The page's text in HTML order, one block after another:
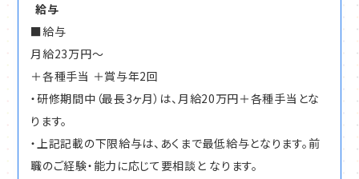
給与
■給与
月給23万円～
＋各種手当 ＋賞与年2回
・研修期間中（最長3ヶ月）は、月給20万円＋各種手当とな
ります。
・上記記載の下限給与は、あくまで最低給与となります。前
職のご経験・能力に応じて要相談と なります。